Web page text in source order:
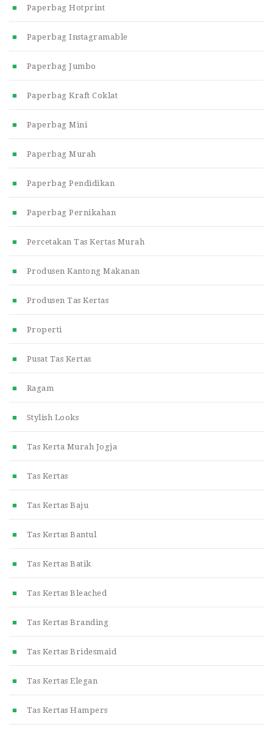
Paperbag Hotprint
Paperbag Instagramable
Paperbag Jumbo
Paperbag Kraft Coklat
Paperbag Mini
Paperbag Murah
Paperbag Pendidikan
Paperbag Pernikahan
Percetakan Tas Kertas Murah
Produsen Kantong Makanan
Produsen Tas Kertas
Properti
Pusat Tas Kertas
Ragam
Stylish Looks
Tas Kerta Murah Jogja
Tas Kertas
Tas Kertas Baju
Tas Kertas Bantul
Tas Kertas Batik
Tas Kertas Bleached
Tas Kertas Branding
Tas Kertas Bridesmaid
Tas Kertas Elegan
Tas Kertas Hampers